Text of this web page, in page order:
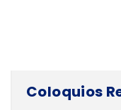
Coloquios